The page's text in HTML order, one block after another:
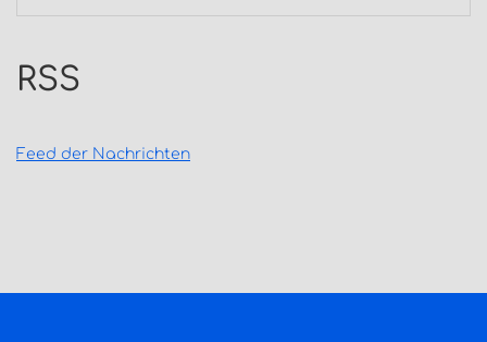
RSS
Feed der Nachrichten